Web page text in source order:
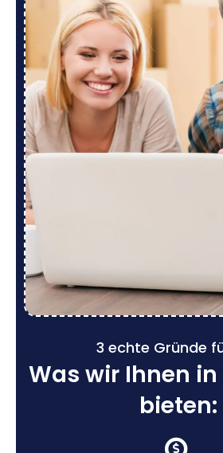
3 echte Gründe
Was wir Ihnen
bieten: